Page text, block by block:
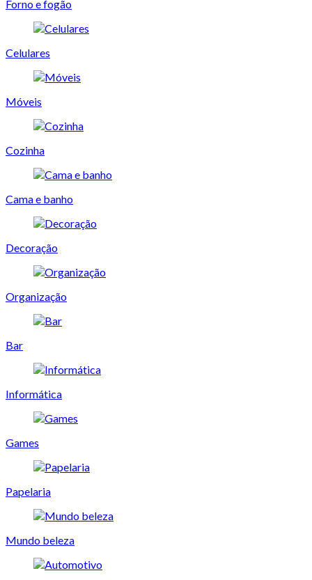
Forno e fogão
Celulares
Móveis
Cozinha
Cama e banho
Decoração
Organização
Bar
Informática
Games
Papelaria
Mundo beleza